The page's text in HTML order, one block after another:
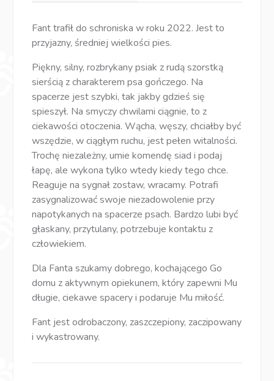
Fant trafił do schroniska w roku 2022. Jest to
przyjazny, średniej wielkości pies.
Piękny, silny, rozbrykany psiak z rudą szorstką
sierścią z charakterem psa gończego. Na
spacerze jest szybki, tak jakby gdzieś się
spieszył. Na smyczy chwilami ciągnie, to z
ciekawości otoczenia. Wącha, węszy, chciałby być
wszędzie, w ciągłym ruchu, jest pełen witalności.
Trochę niezależny, umie komendę siad i podaj
łapę, ale wykona tylko wtedy kiedy tego chce.
Reaguje na sygnał zostaw, wracamy. Potrafi
zasygnalizować swoje niezadowolenie przy
napotykanych na spacerze psach. Bardzo lubi być
głaskany, przytulany, potrzebuje kontaktu z
człowiekiem.
Dla Fanta szukamy dobrego, kochającego Go
domu z aktywnym opiekunem, który zapewni Mu
długie, ciekawe spacery i podaruje Mu miłość.
Fant jest odrobaczony, zaszczepiony, zaczipowany
i wykastrowany.